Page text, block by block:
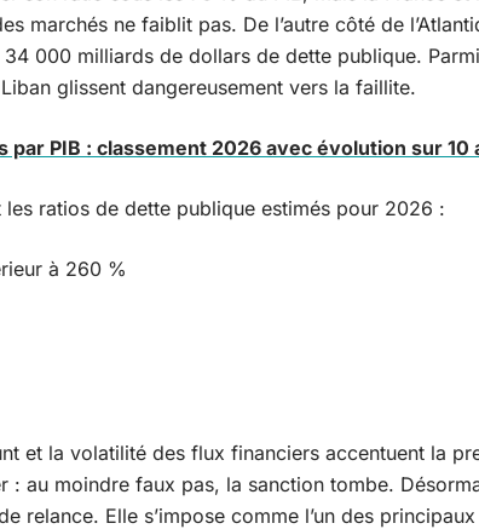
marchés ne faiblit pas. De l’autre côté de
000 milliards de dollars de dette publique.
glissent dangereusement vers la faillite.
par PIB : classement 2026 avec évolution sur 10
ratios de dette publique estimés pour 2026 :
à 260 %
et la volatilité des flux financiers accentuent la
: au moindre faux pas, la sanction tombe.
relance. Elle s’impose comme l’un des